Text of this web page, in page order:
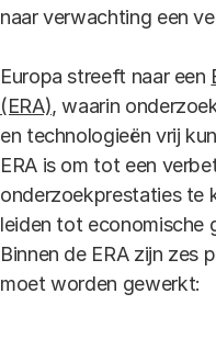
naar verwachting een
Europa streeft naar een
(ERA), waarin
en technologieën vrij
ERA is om tot een
onderzoekprestaties te
leiden tot economische
Binnen de ERA zijn zes
moet worden gewerkt: